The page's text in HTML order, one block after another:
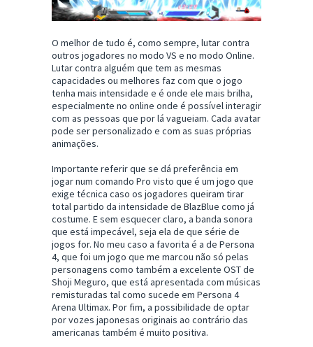
O melhor de tudo é, como sempre, lutar contra
outros jogadores no modo VS e no modo Online.
Lutar contra alguém que tem as mesmas
capacidades ou melhores faz com que o jogo
tenha mais intensidade e é onde ele mais brilha,
especialmente no online onde é possível interagir
com as pessoas que por lá vagueiam. Cada avatar
pode ser personalizado e com as suas próprias
animações.
Importante referir que se dá preferência em
jogar num comando Pro visto que é um jogo que
exige técnica caso os jogadores queiram tirar
total partido da intensidade de BlazBlue como já
costume. E sem esquecer claro, a banda sonora
que está impecável, seja ela de que série de
jogos for. No meu caso a favorita é a de Persona
4, que foi um jogo que me marcou não só pelas
personagens como também a excelente OST de
Shoji Meguro, que está apresentada com músicas
remisturadas tal como sucede em Persona 4
Arena Ultimax. Por fim, a possibilidade de optar
por vozes japonesas originais ao contrário das
americanas também é muito positiva.